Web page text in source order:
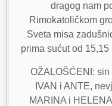
dragog nam
Rimokatoličkom
Sveta misa
prima sućut od
OŽALOŠĆENI:
IVAN i ANTE,
MARINA i